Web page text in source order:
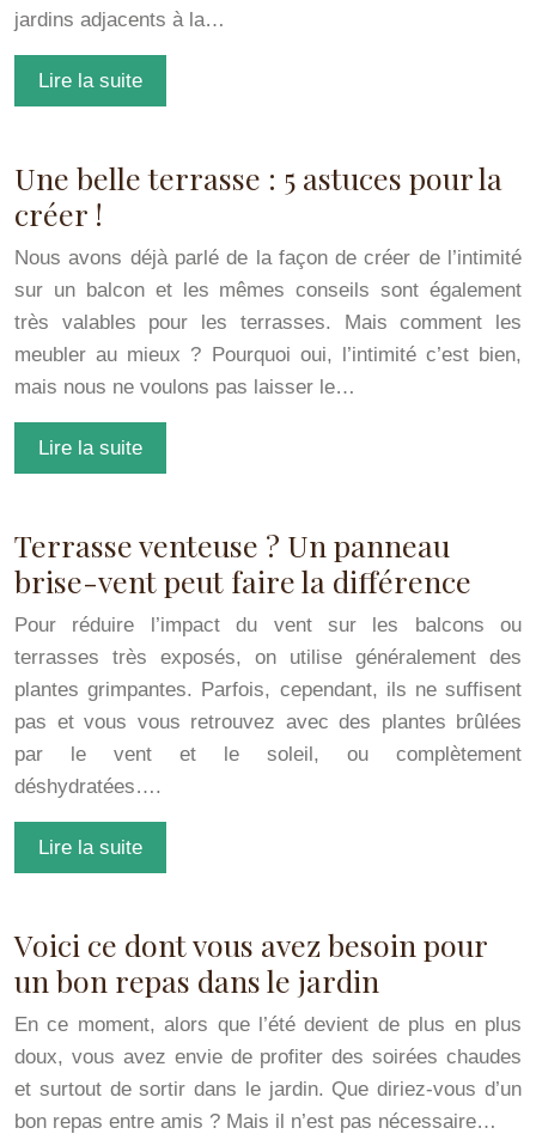
jardins adjacents à la…
Lire la suite
Une belle terrasse : 5 astuces pour la
créer !
Nous avons déjà parlé de la façon de créer de l’intimité
sur un balcon et les mêmes conseils sont également
très valables pour les terrasses. Mais comment les
meubler au mieux ? Pourquoi oui, l’intimité c’est bien,
mais nous ne voulons pas laisser le…
Lire la suite
Terrasse venteuse ? Un panneau
brise-vent peut faire la différence
Pour réduire l’impact du vent sur les balcons ou
terrasses très exposés, on utilise généralement des
plantes grimpantes. Parfois, cependant, ils ne suffisent
pas et vous vous retrouvez avec des plantes brûlées
par le vent et le soleil, ou complètement
déshydratées….
Lire la suite
Voici ce dont vous avez besoin pour
un bon repas dans le jardin
En ce moment, alors que l’été devient de plus en plus
doux, vous avez envie de profiter des soirées chaudes
et surtout de sortir dans le jardin. Que diriez-vous d’un
bon repas entre amis ? Mais il n’est pas nécessaire…